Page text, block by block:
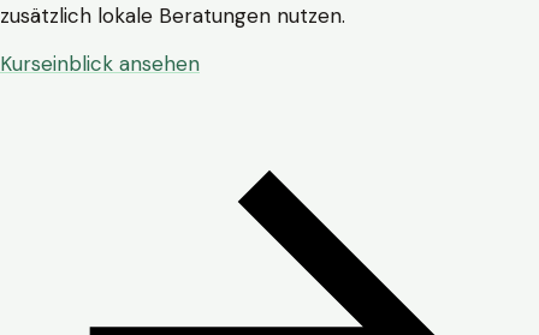
zusätzlich lokale Beratungen nutzen.
Kurseinblick ansehen